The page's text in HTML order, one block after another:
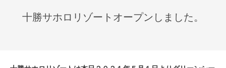
十勝サホロリゾートオープンしました。